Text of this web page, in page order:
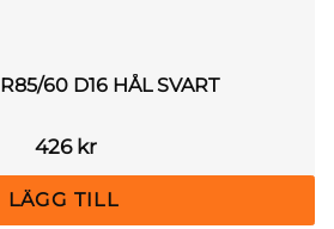
60 D16 HÅL SVART
426kr